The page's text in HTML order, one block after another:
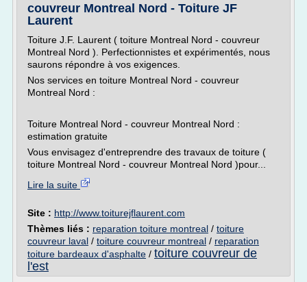
couvreur Montreal Nord - Toiture JF
Laurent
Toiture J.F. Laurent ( toiture Montreal Nord - couvreur
Montreal Nord ). Perfectionnistes et expérimentés, nous
saurons répondre à vos exigences.
Nos services en toiture Montreal Nord - couvreur
Montreal Nord :
Toiture Montreal Nord - couvreur Montreal Nord :
estimation gratuite
Vous envisagez d'entreprendre des travaux de toiture (
toiture Montreal Nord - couvreur Montreal Nord )pour...
Lire la suite
Site : http://www.toiturejflaurent.com
Thèmes liés : reparation toiture montreal / toiture
couvreur laval / toiture couvreur montreal / reparation
toiture bardeaux d'asphalte / toiture couvreur de
l'est